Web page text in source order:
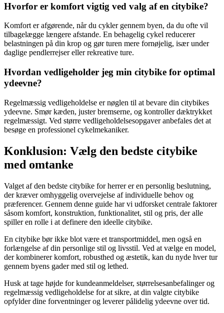
Hvorfor er komfort vigtig ved valg af en citybike?
Komfort er afgørende, når du cykler gennem byen, da du ofte vil
tilbagelægge længere afstande. En behagelig cykel reducerer
belastningen på din krop og gør turen mere fornøjelig, især under
daglige pendlerrejser eller rekreative ture.
Hvordan vedligeholder jeg min citybike for optimal
ydeevne?
Regelmæssig vedligeholdelse er nøglen til at bevare din citybikes
ydeevne. Smør kæden, juster bremserne, og kontroller dæktrykket
regelmæssigt. Ved større vedligeholdelsesopgaver anbefales det at
besøge en professionel cykelmekaniker.
Konklusion: Vælg den bedste citybike
med omtanke
Valget af den bedste citybike for herrer er en personlig beslutning,
der kræver omhyggelig overvejelse af individuelle behov og
præferencer. Gennem denne guide har vi udforsket centrale faktorer
såsom komfort, konstruktion, funktionalitet, stil og pris, der alle
spiller en rolle i at definere den ideelle citybike.
En citybike bør ikke blot være et transportmiddel, men også en
forlængelse af din personlige stil og livsstil. Ved at vælge en model,
der kombinerer komfort, robusthed og æstetik, kan du nyde hver tur
gennem byens gader med stil og lethed.
Husk at tage højde for kundeanmeldelser, størrelsesanbefalinger og
regelmæssig vedligeholdelse for at sikre, at din valgte citybike
opfylder dine forventninger og leverer pålidelig ydeevne over tid.